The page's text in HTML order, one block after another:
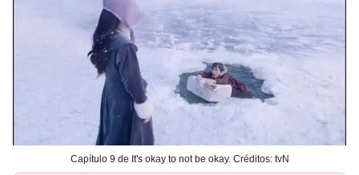
Capítulo 9 de It's okay to not be okay. Créditos: tvN